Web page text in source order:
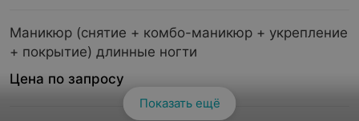
Маникюр (снятие + комбо-маникюр + укрепление
+ покрытие) длинные ногти
Цена по запросу
Показать ещё